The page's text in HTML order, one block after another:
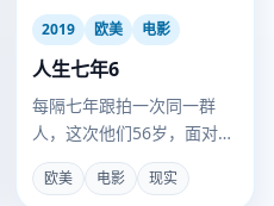
2019 欧美 电影
人生七年6
每隔七年跟拍一次同一群
人，这次他们56岁，面对父
母离世与子女远行。
欧美 电影 现实